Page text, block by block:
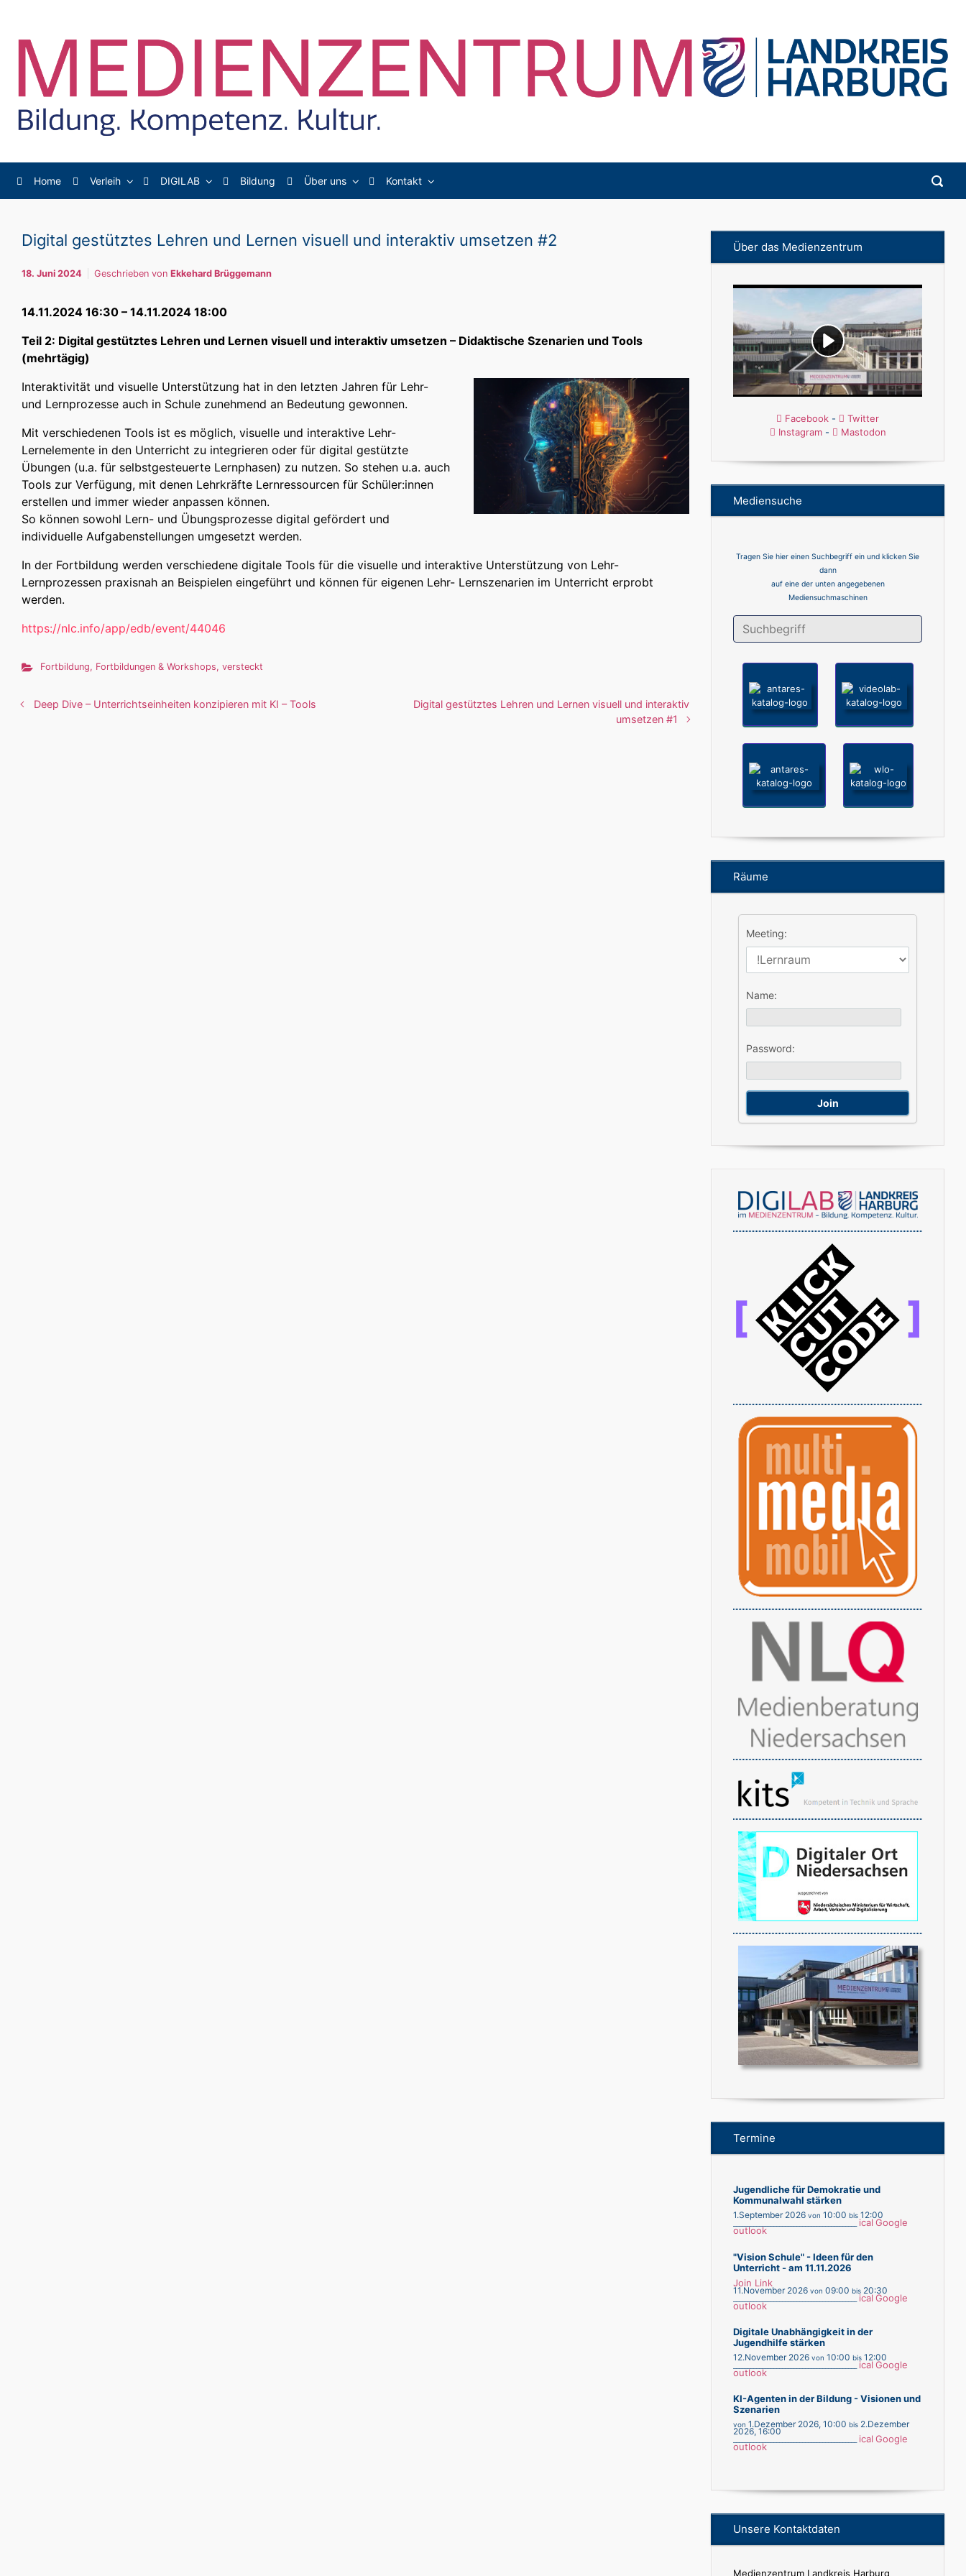
Home Verleih DIGILAB Bildung Über uns Kontakt
Digital gestütztes Lehren und Lernen visuell und interaktiv umsetzen #2
18. Juni 2024 Geschrieben von Ekkehard Brüggemann
14.11.2024 16:30 – 14.11.2024 18:00
Teil 2: Digital gestütztes Lehren und Lernen visuell und interaktiv umsetzen – Didaktische Szenarien und Tools
(mehrtägig)
Interaktivität und visuelle Unterstützung hat in den letzten Jahren für Lehr-
und Lernprozesse auch in Schule zunehmend an Bedeutung gewonnen.
Mit verschiedenen Tools ist es möglich, visuelle und interaktive Lehr-
Lernelemente in den Unterricht zu integrieren oder für digital gestützte
Übungen (u.a. für selbstgesteuerte Lernphasen) zu nutzen. So stehen u.a. auch
Tools zur Verfügung, mit denen Lehrkräfte Lernressourcen für Schüler:innen
erstellen und immer wieder anpassen können.
So können sowohl Lern- und Übungsprozesse digital gefördert und
individuelle Aufgabenstellungen umgesetzt werden.
In der Fortbildung werden verschiedene digitale Tools für die visuelle und interaktive Unterstützung von Lehr-
Lernprozessen praxisnah an Beispielen eingeführt und können für eigenen Lehr- Lernszenarien im Unterricht erprobt
werden.
https://nlc.info/app/edb/event/44046
Fortbildung, Fortbildungen & Workshops, versteckt
Deep Dive – Unterrichtseinheiten konzipieren mit KI – Tools
Digital gestütztes Lehren und Lernen visuell und interaktiv
umsetzen #1
Über das Medienzentrum
Facebook -
Twitter
Instagram- Mastodon
Mediensuche
Tragen Sie hier einen Suchbegriff ein und klicken Sie
dann
auf eine der unten angegebenen
Mediensuchmaschinen
Räume
Meeting:
Name:
Password:
Termine
Jugendliche für Demokratie und
Kommunalwahl stärken
1.September 2026 von 10:00 bis 12:00
___________________________________________ ical Google
outlook
"Vision Schule" - Ideen für den
Unterricht - am 11.11.2026
Join Link
11.November 2026 von 09:00 bis 20:30
ical Google
outlook
Digitale Unabhängigkeit in der
Jugendhilfe stärken
12.November 2026 von 10:00 bis 12:00
ical Google
outlook
KI-Agenten in der Bildung - Visionen und
Szenarien
von 1.Dezember 2026, 10:00 bis 2.Dezember
2026, 16:00
ical Google
outlook
Unsere Kontaktdaten
Medienzentrum Landkreis Harburg